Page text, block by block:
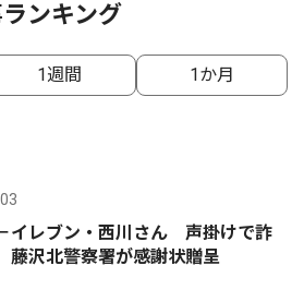
ンキング
1週間 1か月
イレブン・西川さん 声掛けで詐
沢北警察署が感謝状贈呈